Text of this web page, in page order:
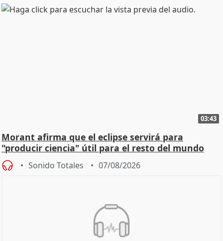
03:43
Morant afirma que el eclipse servirá para
"producir ciencia" útil para el resto del mundo
Sonido Totales 07/08/2026